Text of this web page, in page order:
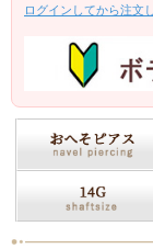
ログインしてから注文